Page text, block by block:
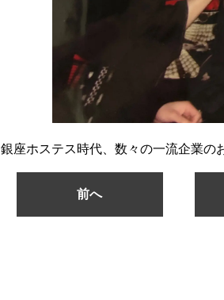
銀座ホステス時代、数々の一流企業の
前へ